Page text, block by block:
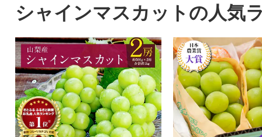
刺しに、「1.特殊
熟成」、「3.自社
工」の3つの工程
で、生食に近い食
味を十分に堪能で
の馬肉のお礼品で
シャインマスカットの人気